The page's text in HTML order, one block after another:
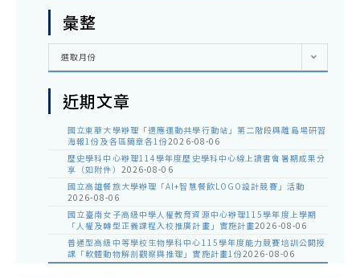
彙整
彙
選取月份
近期文章
國立東華大學辦理「適應運動共學行動站」第二階段與離島場研習
海報1份及各區簡章各1份2026-08-06
歷史學科中心辦理114學年度歷史學科中心線上讀書會暑期成果分
享（如附件） 2026-08-06
國立高雄餐旅大學辦理「AI+智慧餐飲LOGO設計競賽」活動
2026-08-06
國立臺南女子高級中學人權教育資源中心辦理115學年度上學期
「人權及轉型正義課程入校推廣計畫」實施計畫2026-08-06
普通型高級中等學校生物學科中心115學年度能力競賽培訓公開授
課「軟體動物解剖觀察與推理」實施計畫1份2026-08-06